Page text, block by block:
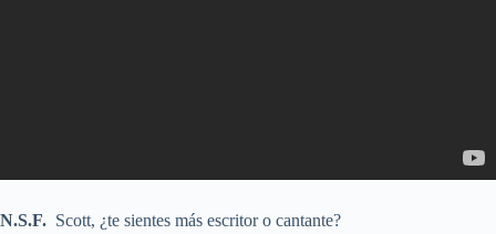
N.S.F. Scott, ¿te sientes más escritor o cantante?